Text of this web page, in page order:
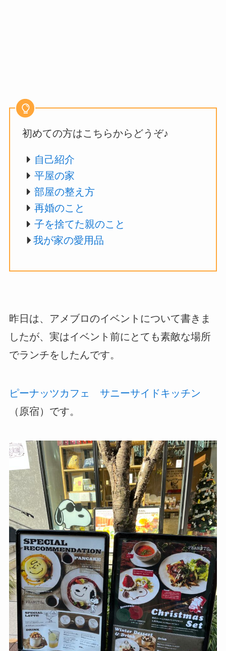
初めての方はこちらからどうぞ♪
自己紹介
平屋の家
部屋の整え方
再婚のこと
子を捨てた親のこと
我が家の愛用品
昨日は、アメブロのイベントについて書きま
したが、実はイベント前にとても素敵な場所
でランチをしたんです。
ピーナッツカフェ サニーサイドキッチン
（原宿）です。